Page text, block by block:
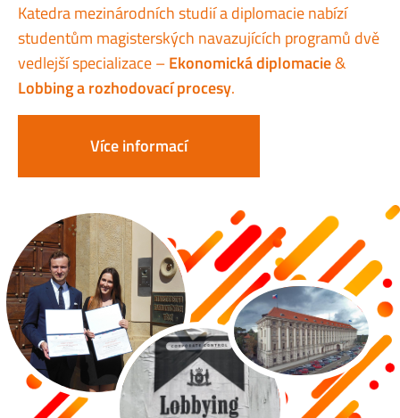
Katedra mezinárodních studií a diplomacie nabízí
studentům magisterských navazujících programů dvě
vedlejší specializace –Ekonomická diplomacie&
Lobbing a rozhodovací procesy.
Více informací